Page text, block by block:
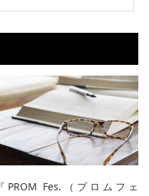
『PROM Fes.（プロムフェ